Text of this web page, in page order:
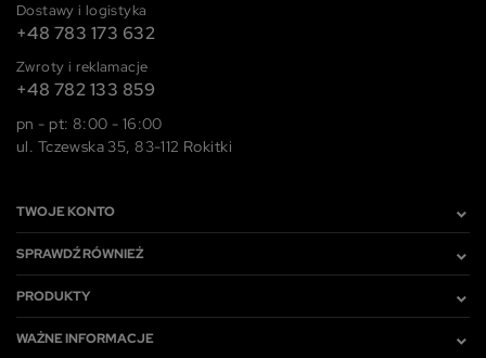
Dostawy i logistyka
+48 783 173 632
Zwroty i reklamacje
+48 782 133 859
pn - pt: 8:00 - 16:00
ul. Tczewska 35, 83-112 Rokitki
TWOJE KONTO
SPRAWDŹ RÓWNIEŻ
PRODUKTY
WAŻNE INFORMACJE